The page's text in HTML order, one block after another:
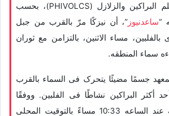
أعلنت معهد الفلبین لعلم البراکین والزلازل (PHIVOLCS)، بحسب
“ساعدنیوز ”، أن نیزکًا مرّ بالقرب من جبل
مساء الاثنین، بالتزامن مع ثوران
سماء المنطقه.
جسمًا مضیئًا یتحرک فی السماء بالقرب
أکثر البراکین نشاطًا فی الفلبین. ووفقًا
للتقریر، سُجلت الحادثه عند الساعه 10:33 مساءً بالتوقیت المحلی